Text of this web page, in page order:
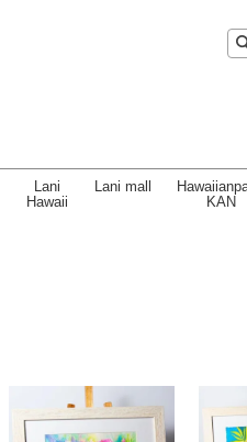
Lani
Hawaii
Lani mall
KAN